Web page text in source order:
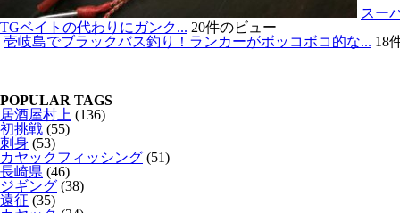
スー
TGベイトの代わりにガンク... 20件のビュー
壱岐島でブラックバス釣り！ランカーがボッコボコ的な... 18
POPULAR TAGS
居酒屋村上 (136)
初挑戦 (55)
刺身 (53)
カヤックフィッシング (51)
長崎県 (46)
ジギング (38)
遠征 (35)